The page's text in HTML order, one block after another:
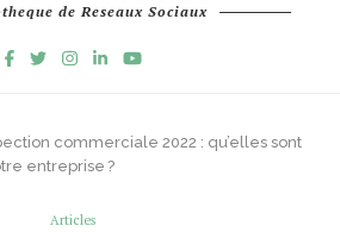
de Reseaux Sociaux
commerciale 2022 : qu’elles sont
entreprise ?
Articles